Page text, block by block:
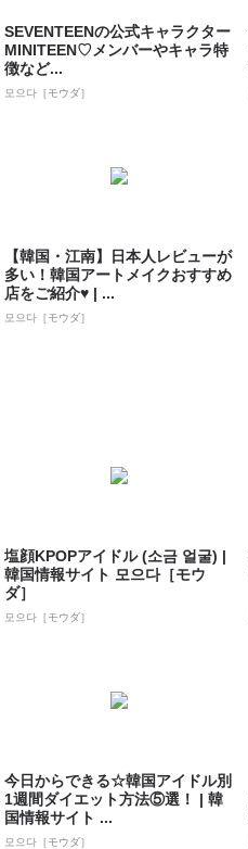
SEVENTEENの公式キャラクター
MINITEEN♡メンバーやキャラ特
徴など...
모으다［モウダ］
【韓国・江南】日本人レビューが
多い！韓国アートメイクおすすめ
店をご紹介♥ | ...
모으다［モウダ］
塩顔KPOPアイドル (소금 얼굴) |
韓国情報サイト 모으다［モウ
ダ］
모으다［モウダ］
今日からできる☆韓国アイドル別
1週間ダイエット方法⑤選！ | 韓
国情報サイト ...
모으다［モウダ］